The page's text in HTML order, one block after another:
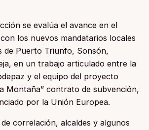
se evalúa el avance en el
los nuevos mandatarios locales
de Puerto Triunfo, Sonsón,
en un trabajo articulado entre la
y el equipo del proyecto
Montaña” contrato de subvención,
por la Unión Europea.
correlación, alcaldes y algunos